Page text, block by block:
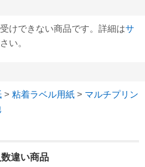
けできない商品です。詳細はサ
い。
> 粘着ラベル用紙 > マルチプリン
違い商品